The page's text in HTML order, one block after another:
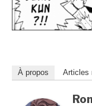
À propos Articles